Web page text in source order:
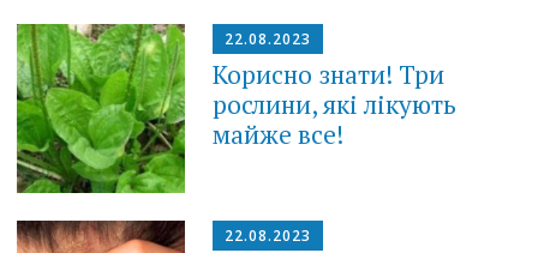
22.08.2023
Корисно знати! Три
рослини, які лікують
майже все!
22.08.2023